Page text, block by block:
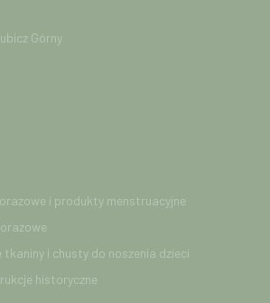
Górny
i produkty menstruacyjne
i chusty do noszenia dzieci
historyczne